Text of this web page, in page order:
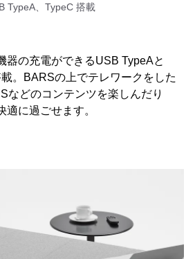
TypeA、TypeC 搭載
器の充電ができるUSB TypeAと
。BARSの上でテレワークをした
などのコンテンツを楽しんだり
適に過ごせます。